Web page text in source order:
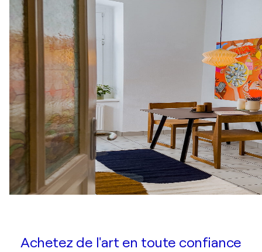
Achetez de l'art en toute confiance